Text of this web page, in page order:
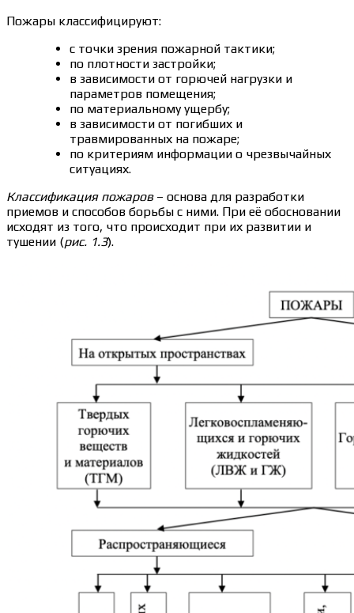
Пожары классифицируют:
с точки зрения пожарной тактики;
по плотности застройки;
в зависимости от горючей нагрузки и
параметров помещения;
по материальному ущербу;
в зависимости от погибших и
травмированных на пожаре;
по критериям информации о чрезвычайных
ситуациях.
Классификация пожаров – основа для разработки
приемов и способов борьбы с ними. При её обосновании
исходят из того, что происходит при их развитии и
тушении (рис. 1.3).